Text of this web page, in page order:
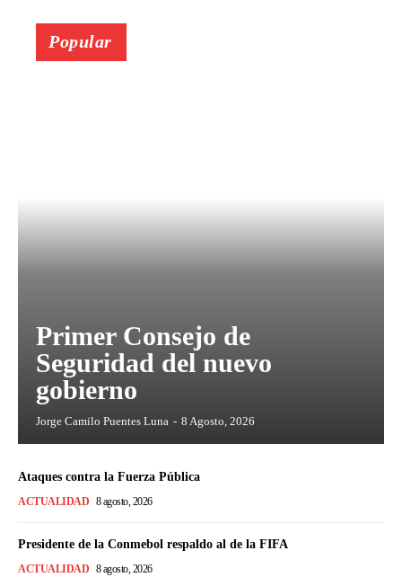
Popular
Primer Consejo de
Seguridad del nuevo
gobierno
Jorge Camilo Puentes Luna - 8 Agosto, 2026
Ataques contra la Fuerza Pública
ACTUALIDAD 8 agosto, 2026
Presidente de la Conmebol respaldo al de la FIFA
ACTUALIDAD 8 agosto, 2026